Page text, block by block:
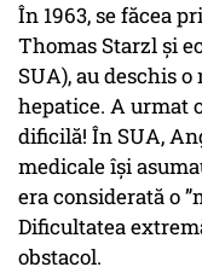
În 1963, se făcea
Thomas Starzl și
SUA), au deschis
hepatice. A urmat
dificilă! În SUA,
medicale își
era considerată o
Dificultatea
obstacol.